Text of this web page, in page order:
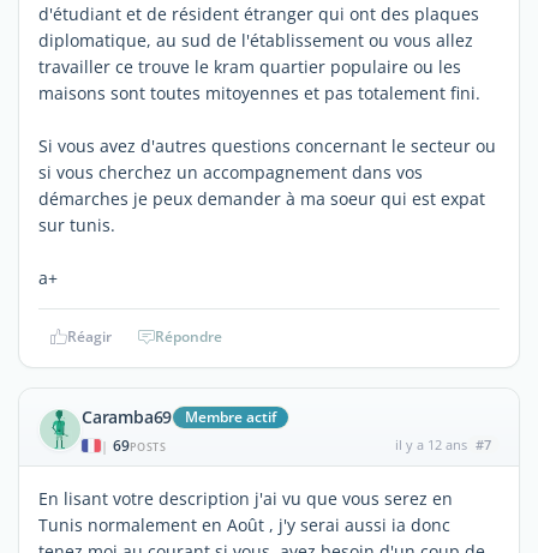
d'étudiant et de résident étranger qui ont des plaques
diplomatique, au sud de l'établissement ou vous allez
travailler ce trouve le kram quartier populaire ou les
maisons sont toutes mitoyennes et pas totalement fini.
Si vous avez d'autres questions concernant le secteur ou
si vous cherchez un accompagnement dans vos
démarches je peux demander à ma soeur qui est expat
sur tunis.
a+
Réagir Répondre
Caramba69 Membre actif
| 69POSTS il y a 12 ans #7
En lisant votre description j'ai vu que vous serez en
Tunis normalement en Août , j'y serai aussi ia donc